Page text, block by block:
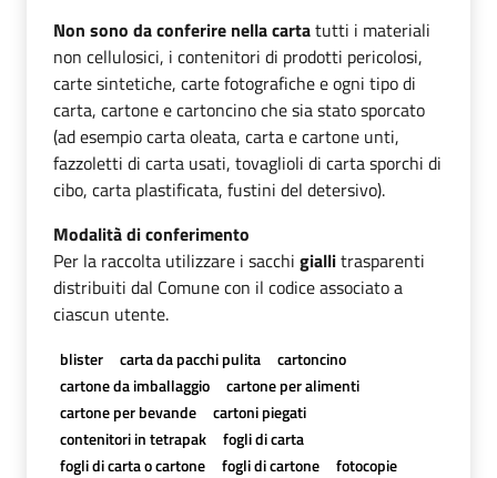
Non sono da conferire nella cartatutti i materiali
non cellulosici, i contenitori di prodotti pericolosi,
carte sintetiche, carte fotografiche e ogni tipo di
carta, cartone e cartoncino che sia stato sporcato
(ad esempio carta oleata, carta e cartone unti,
fazzoletti di carta usati, tovaglioli di carta sporchi di
cibo, carta plastificata, fustini del detersivo).
Modalità di conferimento
Per la raccolta utilizzare i sacchi giallitrasparenti
distribuiti dal Comune con il codice associato a
ciascun utente.
blister carta da pacchi pulita
cartoncino
cartone da imballaggio
cartone per alimenti
cartone per bevande
cartoni piegati
contenitori in tetrapak
fogli di carta
fogli di carta o cartone
fogli di cartone
fotocopie